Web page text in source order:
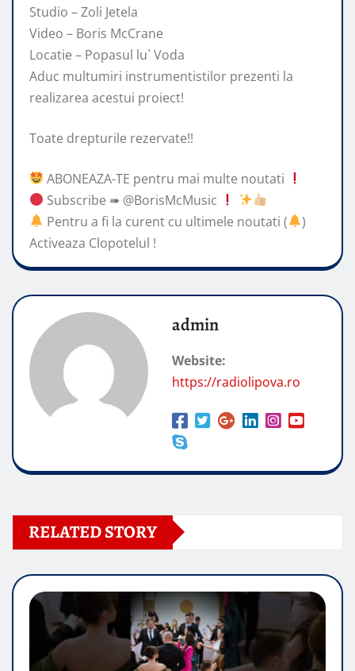
Studio – Zoli Jetela
Video – Boris McCrane
Locatie – Popasul lu` Voda
Aduc multumiri instrumentistilor prezenti la
realizarea acestui proiect!
Toate drepturile rezervate!!
ABONEAZA-TE pentru mai multe noutati
Subscribe ➠ @BorisMcMusic
Pentru a fi la curent cu ultimele noutati (
)
Activeaza Clopotelul !
admin
Website:
https://radiolipova.ro
RELATED STORY